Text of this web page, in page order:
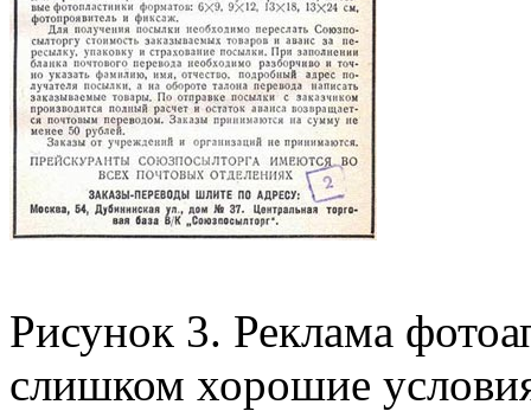
Рисунок 3. Реклама
слишком хорошие